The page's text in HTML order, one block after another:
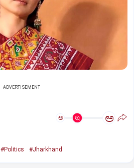
ADVERTISEMENT
ಅ ಅ
#Politics #Jharkhand